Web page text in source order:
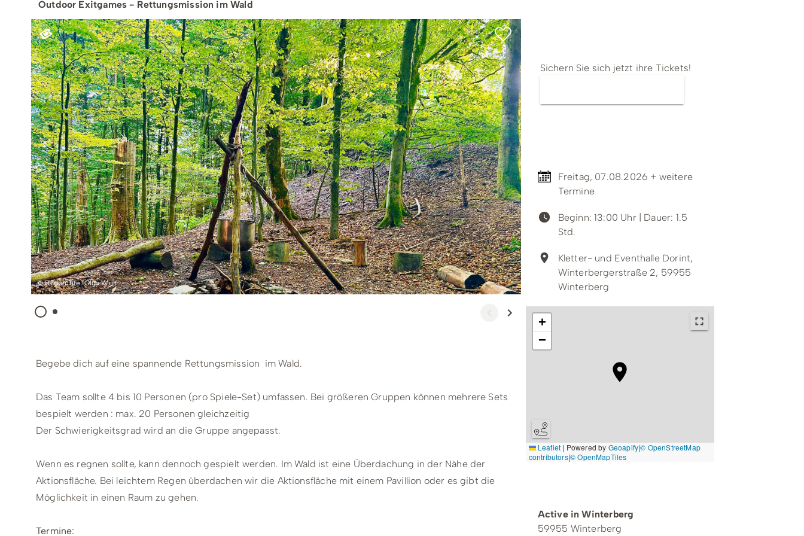
Tourenportal
Naturschutz & Nachhaltigkeit
Kultur & Tradition
Erlebnisgutschein
Onlineshop
Sauerland SommerCard Baumpflanzaktion Unterkünfte & Angebote
Outdoor Exitgames - Rettungsmission im Wald
© Bildrechte: Olga Wolf
Begebe dich auf eine spannende Rettungsmission im Wald.
Das Team sollte 4 bis 10 Personen (pro Spiele-Set) umfassen. Bei größeren Gruppen können mehrere Sets
bespielt werden : max. 20 Personen gleichzeitig
Der Schwierigkeitsgrad wird an die Gruppe angepasst.
Wenn es regnen sollte, kann dennoch gespielt werden. Im Wald ist eine Überdachung in der Nähe der
Aktionsfläche. Bei leichtem Regen überdachen wir die Aktionsfläche mit einem Pavillion oder es gibt die
Möglichkeit in einen Raum zu gehen.
Termine:
Sichern Sie sich jetzt ihre Tickets!
Freitag, 07.08.2026 + weitere
Termine
Beginn: 13:00 Uhr| Dauer: 1.5
Std.
Kletter- und Eventhalle Dorint,
Winterbergerstraße 2, 59955
Winterberg
+
−
Leaflet | Powered by Geoapify|© OpenStreetMap
contributors|© OpenMapTiles
Active in Winterberg
59955 Winterberg